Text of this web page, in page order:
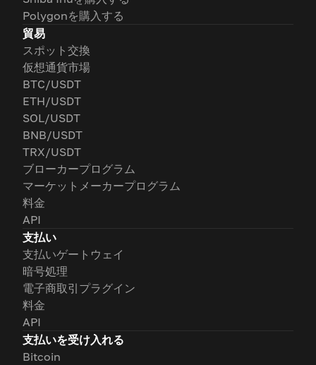
Polygonを購入する
貿易
スポット交換
仮想通貨市場
BTC/USDT
ETH/USDT
SOL/USDT
BNB/USDT
TRX/USDT
ブローカープログラム
マーケットメーカープログラム
料金
API
支払い
支払いゲートウェイ
暗号処理
電子商取引プラグイン
料金
API
支払いを受け入れる
Bitcoin